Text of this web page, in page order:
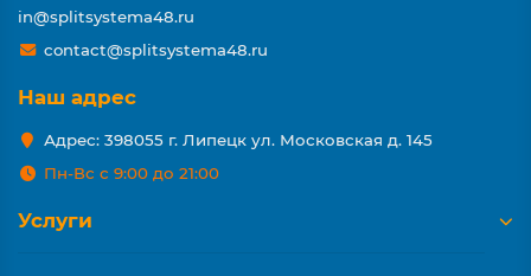
in@splitsystema48.ru
contact@splitsystema48.ru
Наш адрес
Адрес: 398055 г. Липецк ул. Московская д. 145
Пн-Вс с 9:00 до 21:00
Услуги